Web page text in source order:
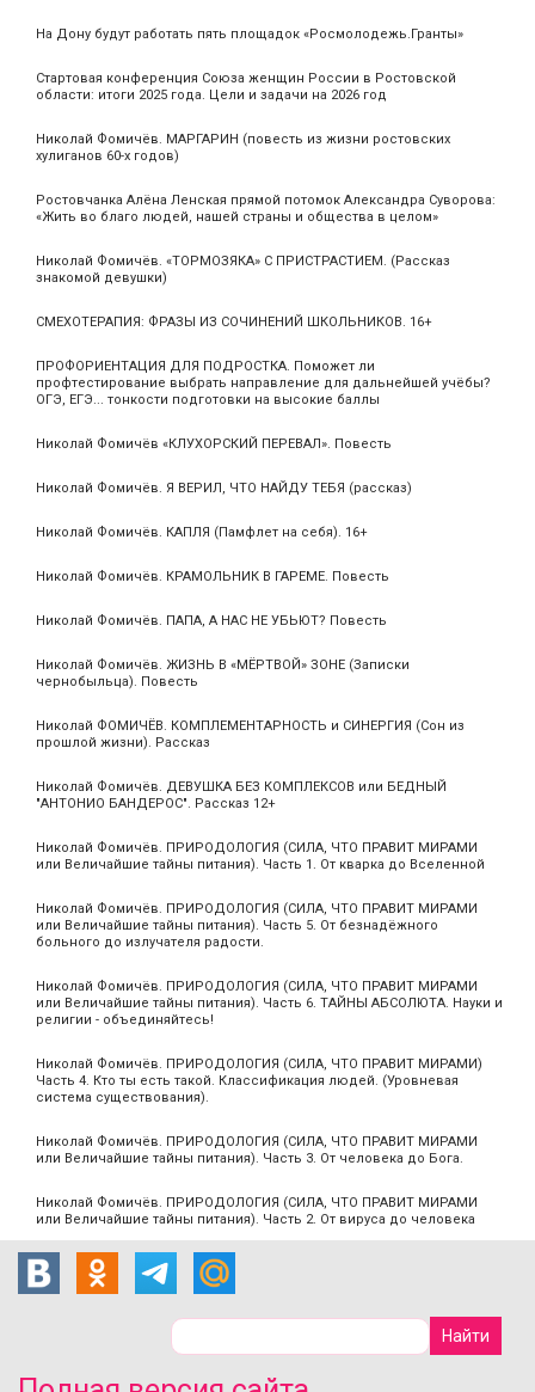
На Дону будут работать пять площадок «Росмолодежь.Гранты»
Стартовая конференция Союза женщин России в Ростовской
области: итоги 2025 года. Цели и задачи на 2026 год
Николай Фомичёв. МАРГАРИН (повесть из жизни ростовских
хулиганов 60-х годов)
Ростовчанка Алёна Ленская прямой потомок Александра Суворова:
«Жить во благо людей, нашей страны и общества в целом»
Николай Фомичёв. «ТОРМОЗЯКА» С ПРИСТРАСТИЕМ. (Рассказ
знакомой девушки)
СМЕХОТЕРАПИЯ: ФРАЗЫ ИЗ СОЧИНЕНИЙ ШКОЛЬНИКОВ. 16+
ПРОФОРИЕНТАЦИЯ ДЛЯ ПОДРОСТКА. Поможет ли
профтестирование выбрать направление для дальнейшей учёбы?
ОГЭ, ЕГЭ... тонкости подготовки на высокие баллы
Николай Фомичёв «КЛУХОРСКИЙ ПЕРЕВАЛ». Повесть
Николай Фомичёв. Я ВЕРИЛ, ЧТО НАЙДУ ТЕБЯ (рассказ)
Николай Фомичёв. КАПЛЯ (Памфлет на себя). 16+
Николай Фомичёв. КРАМОЛЬНИК В ГАРЕМЕ. Повесть
Николай Фомичёв. ПАПА, А НАС НЕ УБЬЮТ? Повесть
Николай Фомичёв. ЖИЗНЬ В «МЁРТВОЙ» ЗОНЕ (Записки
чернобыльца). Повесть
Николай ФОМИЧЁВ. КОМПЛЕМЕНТАРНОСТЬ и СИНЕРГИЯ (Сон из
прошлой жизни). Рассказ
Николай Фомичёв. ДЕВУШКА БЕЗ КОМПЛЕКСОВ или БЕДНЫЙ
"АНТОНИО БАНДЕРОС". Рассказ 12+
Николай Фомичёв. ПРИРОДОЛОГИЯ (СИЛА, ЧТО ПРАВИТ МИРАМИ
или Величайшие тайны питания). Часть 1. От кварка до Вселенной
Николай Фомичёв. ПРИРОДОЛОГИЯ (СИЛА, ЧТО ПРАВИТ МИРАМИ
или Величайшие тайны питания). Часть 5. От безнадёжного
больного до излучателя радости.
Николай Фомичёв. ПРИРОДОЛОГИЯ (СИЛА, ЧТО ПРАВИТ МИРАМИ
или Величайшие тайны питания). Часть 6. ТАЙНЫ АБСОЛЮТА. Науки и
религии - объединяйтесь!
Николай Фомичёв. ПРИРОДОЛОГИЯ (СИЛА, ЧТО ПРАВИТ МИРАМИ)
Часть 4. Кто ты есть такой. Классификация людей. (Уровневая
система существования).
Николай Фомичёв. ПРИРОДОЛОГИЯ (СИЛА, ЧТО ПРАВИТ МИРАМИ
или Величайшие тайны питания). Часть 3. От человека до Бога.
Николай Фомичёв. ПРИРОДОЛОГИЯ (СИЛА, ЧТО ПРАВИТ МИРАМИ
или Величайшие тайны питания). Часть 2. От вируса до человека